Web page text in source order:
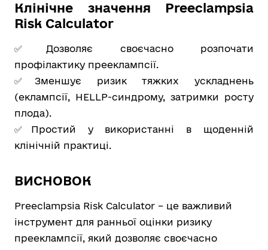
Клінічне значення Preeclampsia
Risk Calculator
✅Дозволяє своєчасно розпочати
профілактику прееклампсії.
✅Зменшує ризик тяжких ускладнень
(еклампсії, HELLP-синдрому, затримки росту
плода).
✅Простий у використанні в щоденній
клінічній практиці.
ВИСНОВОК
Preeclampsia Risk Calculator – це важливий
інструмент для ранньої оцінки ризику
прееклампсії, який дозволяє своєчасно